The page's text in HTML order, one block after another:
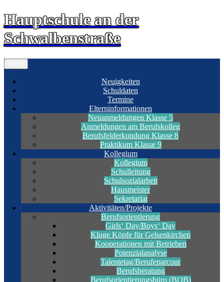
Zum
Inhalt
springen
Hauptschule an der
Schwalbenstraße
Neuigkeiten
Schuldaten
Termine
Elterninformationen
Neuanmeldungen Klasse 5
Anmeldungen am Berufskolleg
Berufsfelderkundung Klasse 8
Praktikum Klasse 9
Kollegium
Kollegium
Schulleitung
Schulsozialarbeit
Hausmeister
Sekretariat
Aktivitäten/Projekte
Berufsorientierung
Girls‘ Day/Boys‘ Day
Kluge Köpfe für Gelsenkirchen
Kooperationen mit Betrieben
Potenzialanalyse
Talentetag/Berufeparcour
Berufsberatung
Berufsorientierungsbüro (BOB)